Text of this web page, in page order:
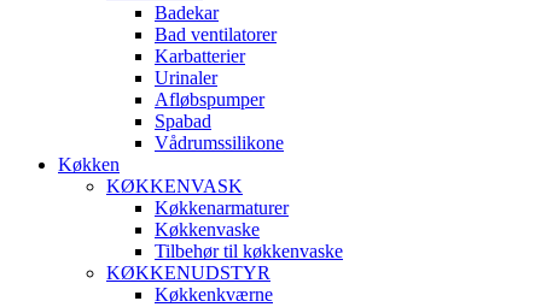
Badekar
Bad ventilatorer
Karbatterier
Urinaler
Afløbspumper
Spabad
Vådrumssilikone
Køkken
KØKKENVASK
Køkkenarmaturer
Køkkenvaske
Tilbehør til køkkenvaske
KØKKENUDSTYR
Køkkenkværne